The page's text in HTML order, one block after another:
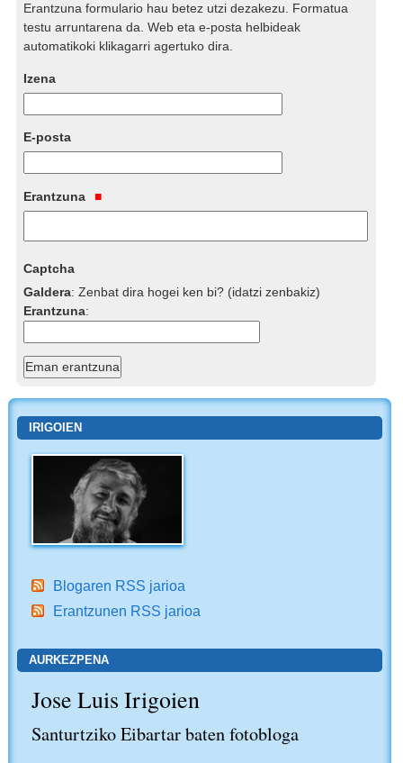
Erantzuna formulario hau betez utzi dezakezu. Formatua
testu arruntarena da. Web eta e-posta helbideak
automatikoki klikagarri agertuko dira.
Izena
E-posta
Erantzuna
Captcha
Galdera:Zenbat dira hogei ken bi? (idatzi zenbakiz)
Erantzuna:
IRIGOIEN
Blogaren RSS jarioa
Erantzunen RSS jarioa
AURKEZPENA
Jose Luis Irigoien
Santurtziko Eibartar baten fotobloga